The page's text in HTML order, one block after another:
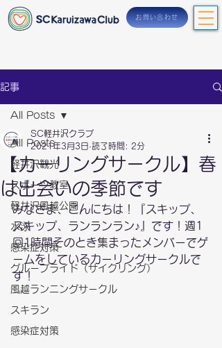
お問い合わせ
記事
All Posts
軽井沢観光
スポーツ教室
軽井沢風越公園
水泳
感染症対策
グループライド（サイクリング）
風越ランニングサークル
スキラン
感染症対策
All Posts
【カーリングサークル】春
は出会いの季節です
SC軽井沢クラブ
2021年3月3日 読了時間: 2分
みなさま、こんにちは！『スキップ、
スキップ、ランランラン♪』です！週1
回1時間そのとき集まったメンバーでゲ
ームをしているカーリングサークルで
す！